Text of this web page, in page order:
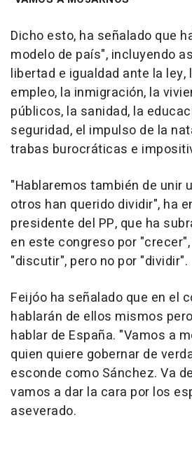
Dicho esto, ha señalado que
modelo de país", incluyendo
libertad e igualdad ante la ley,
empleo, la inmigración, la
públicos, la sanidad, la
seguridad, el impulso de la
trabas burocráticas e
"Hablaremos también de unir
otros han querido dividir", ha
presidente del PP, que ha
en este congreso por
"discutir", pero no por "dividir".
Feijóo ha señalado que en el
hablarán de ellos mismos
hablar de España. "Vamos a
quien quiere gobernar de
esconde como Sánchez. Va
vamos a dar la cara por los
aseverado.